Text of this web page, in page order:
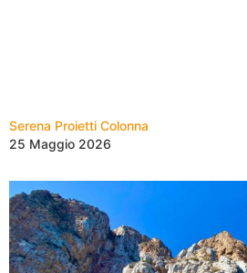
Serena Proietti Colonna
25 Maggio 2026